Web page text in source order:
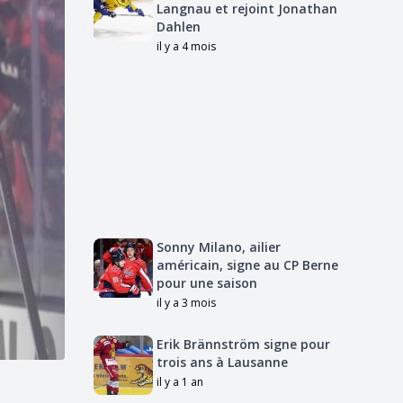
Langnau et rejoint Jonathan
Dahlen
il y a 4 mois
Sonny Milano, ailier
américain, signe au CP Berne
pour une saison
il y a 3 mois
Erik Brännström signe pour
trois ans à Lausanne
il y a 1 an